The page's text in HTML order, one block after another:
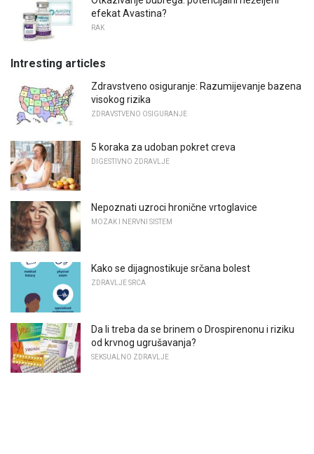
efekat Avastina?
RAK
Intresting articles
Zdravstveno osiguranje: Razumijevanje bazena
visokog rizika
ZDRAVSTVENO OSIGURANJE
5 koraka za udoban pokret creva
DIGESTIVNO ZDRAVLJE
Nepoznati uzroci hronične vrtoglavice
MOZAK I NERVNI SISTEM
Kako se dijagnostikuje srčana bolest
ZDRAVLJE SRCA
Da li treba da se brinem o Drospirenonu i riziku
od krvnog ugrušavanja?
SEKSUALNO ZDRAVLJE